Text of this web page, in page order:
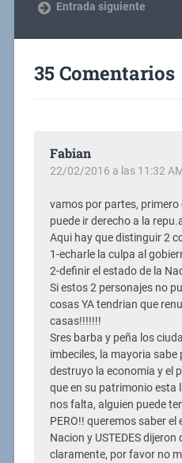
Entrada siguiente
35 Comentarios
Fabian
22/02/2016 a las 11:32
vamos por partes,
puede ir derecho a la
Aqui hay que distinguir 2
1-echarle la culpa al
2-definir el estado de la
Si estos 2 personajes no
cosas YA tendrian que
casas!!!!!!!
Sres barba y peña los
imbeciles, la mayoria
destruyo la economia y el
que en su patrimonio esta
nos falta, alguien puede
PERO!! queremos saber
Nacion y USTEDES
claramente, por favor no